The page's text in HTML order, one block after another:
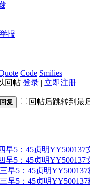
举报
Code Smilies
回帖 登录 | 立即注册
复 回帖后跳转到最
早5：45贞明YY500137
早5：45贞明YY500137
早5：45贞明
早5：45贞明